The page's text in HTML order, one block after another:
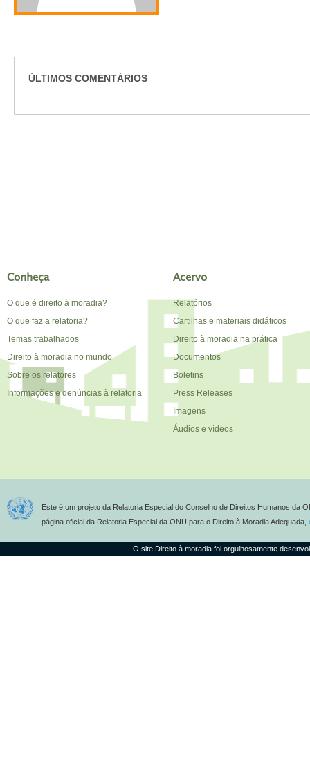
ÚLTIMOS COMENTÁRIOS
Conheça
O que é direito à moradia?
O que faz a relatoria?
Temas trabalhados
Direito à moradia no mundo
Sobre os relatores
Informações e denúncias à relatoria
Acervo
Relatórios
Cartilhas e materiais didáticos
Direito à moradia na prática
Documentos
Boletins
Press Releases
Imagens
Áudios e vídeos
Este é um projeto da Relatoria Especial do Conselho de Direitos Humanos da
página oficial da Relatoria Especial da ONU para o Direito à Moradia Adequada,
O site Direito à moradia foi orgulhosamente